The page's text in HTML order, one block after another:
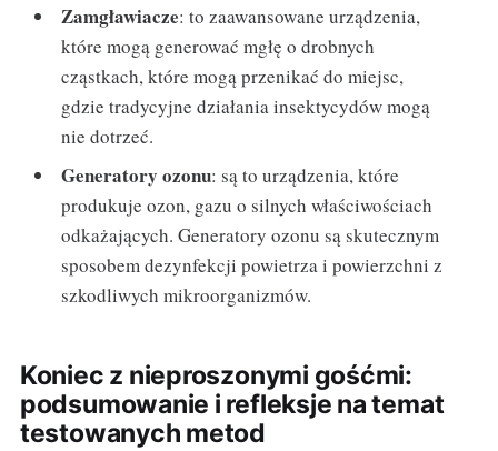
Zamgławiacze: to zaawansowane urządzenia,
które mogą generować mgłę o drobnych
cząstkach, które mogą przenikać do miejsc,
gdzie tradycyjne działania insektycydów mogą
nie dotrzeć.
Generatory ozonu: są to urządzenia, które
produkuje ozon, gazu o silnych właściwościach
odkażających. Generatory ozonu są skutecznym
sposobem dezynfekcji powietrza i powierzchni z
szkodliwych mikroorganizmów.
Koniec z nieproszonymi gośćmi:
podsumowanie i refleksje na temat
testowanych metod